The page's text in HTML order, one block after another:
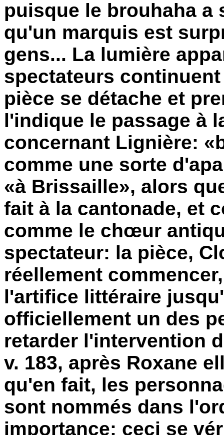
puisque le brouhaha a
qu'un marquis est
gens... La lumière
spectateurs
pièce se détache et
l'indique le passage à
concernant Lignière:
comme une sorte
«à Brissaille», alors
fait à la cantonade, et
comme le chœur
spectateur: la pièce,
réellement
l'artifice littéraire
officiellement un des
retarder l'intervention
v. 183, après Roxane
qu'en fait, les
sont nommés dans
importance: ceci se